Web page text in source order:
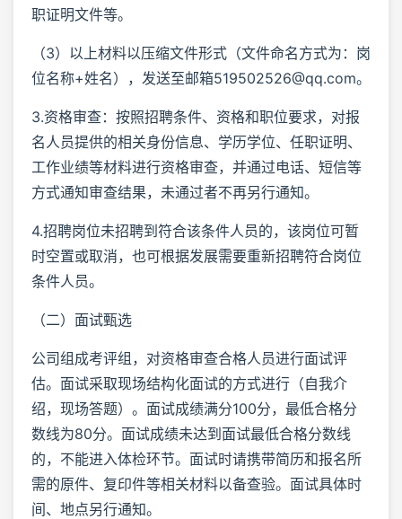
职证明文件等。
（3）以上材料以压缩文件形式（文件命名方式为：岗
位名称+姓名），发送至邮箱519502526@qq.com。
3.资格审查：按照招聘条件、资格和职位要求，对报
名人员提供的相关身份信息、学历学位、任职证明、
工作业绩等材料进行资格审查，并通过电话、短信等
方式通知审查结果，未通过者不再另行通知。
4.招聘岗位未招聘到符合该条件人员的，该岗位可暂
时空置或取消，也可根据发展需要重新招聘符合岗位
条件人员。
（二）面试甄选
公司组成考评组，对资格审查合格人员进行面试评
估。面试采取现场结构化面试的方式进行（自我介
绍，现场答题）。面试成绩满分100分，最低合格分
数线为80分。面试成绩未达到面试最低合格分数线
的，不能进入体检环节。面试时请携带简历和报名所
需的原件、复印件等相关材料以备查验。面试具体时
间、地点另行通知。